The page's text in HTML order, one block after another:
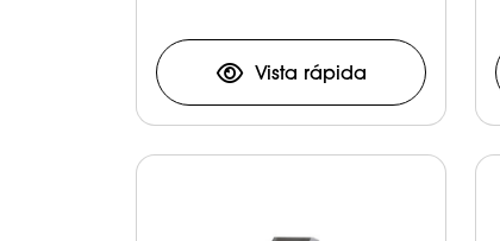
Vista rápida